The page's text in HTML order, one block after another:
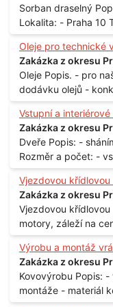
Sorban draselný Popis: - do moštu Množství: - 500 kg
Oleje pro technické
Zakázka z okresu
Oleje Popis. - pro naši výrobu čističů poptáváme
dodávku olejů -
mastných kyselin s
technické využití -
Balení: - po 190 kg v sudu Množství: - cca
spotřeba
Vstupní a
Zakázka z okresu
Dveře Popis: - sháním vstupní a interiérové dveře pro byt
Rozměr a počet: -
80 cm, levé, 2 ks -
Lokalita: - Praha 10
Vjezdovou křídlovou
Zakázka z okresu
Vjezdovou křídlovou bránu Popis: - s
motory, záleží na
Materiál: - ocel Množství: - 1 ks Velikost: - 3 m Lokalita: -
Praha
Výrobu a montáž
Zakázka z okresu
Kovovýrobu Popis: - výroba a montáž vrátek - včetně
montáže - materiál kov /